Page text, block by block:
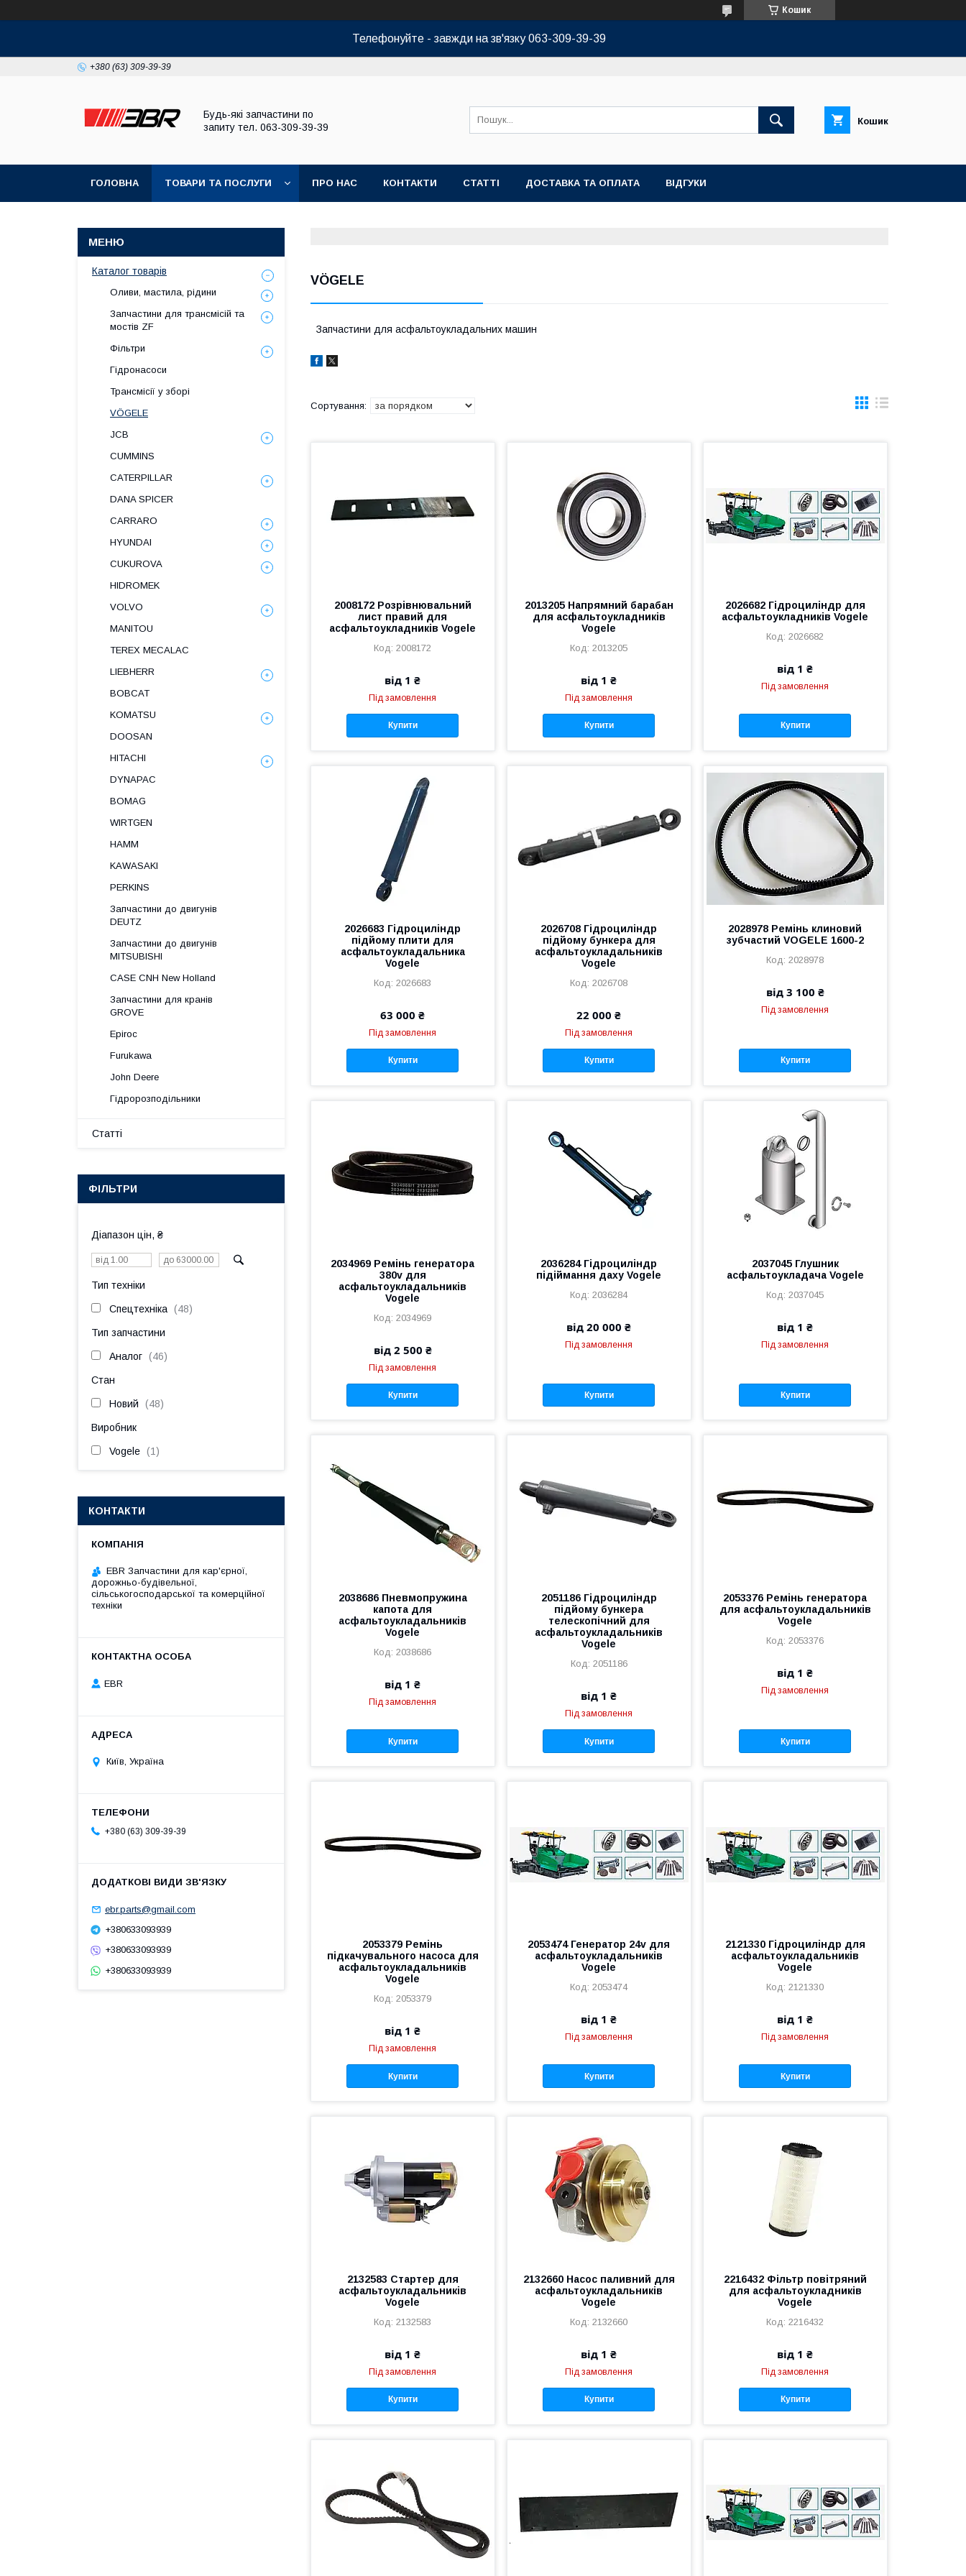
Кошик
Телефонуйте - завжди на зв'язку 063-309-39-39
+380 (63) 309-39-39
Будь-які запчастини по
запиту тел. 063-309-39-39
Кошик
ГОЛОВНА ТОВАРИ ТА ПОСЛУГИ ПРО НАС КОНТАКТИ СТАТТІ ДОСТАВКА ТА ОПЛАТА ВІДГУКИ
VÖGELE
Запчастини для асфальтоукладальних машин
2008172 Розрівнювальний
лист правий для
асфальтоукладників Vogele
2008172
від 1 ₴
Під замовлення
Купити
2013205 Напрямний барабан
для асфальтоукладників
Vogele
2013205
від 1 ₴
Під замовлення
Купити
2026682 Гідроциліндр для
асфальтоукладників Vogele
2026682
від 1 ₴
Під замовлення
Купити
2026683 Гідроциліндр
підйому плити для
асфальтоукладальника
Vogele
2026683
63 000 ₴
Під замовлення
Купити
2026708 Гідроциліндр
підйому бункера для
асфальтоукладальників
Vogele
2026708
22 000 ₴
Під замовлення
Купити
2028978 Ремінь клиновий
зубчастий VOGELE 1600-2
2028978
від 3 100 ₴
Під замовлення
Купити
2034969 Ремінь генератора
380v для
асфальтоукладальників
Vogele
2034969
від 2 500 ₴
Під замовлення
Купити
2036284 Гідроциліндр
підіймання даху Vogele
2036284
від 20 000 ₴
Під замовлення
Купити
2037045 Глушник
асфальтоукладача Vogele
2037045
від 1 ₴
Під замовлення
Купити
2038686 Пневмопружина
капота для
асфальтоукладальників
Vogele
2038686
від 1 ₴
Під замовлення
Купити
2051186 Гідроциліндр
підйому бункера
телескопічний для
асфальтоукладальників
Vogele
2051186
від 1 ₴
Під замовлення
Купити
2053376 Ремінь генератора
для асфальтоукладальників
Vogele
2053376
від 1 ₴
Під замовлення
Купити
2053379 Ремінь
підкачувального насоса для
асфальтоукладальників
Vogele
2053379
від 1 ₴
Під замовлення
Купити
2053474 Генератор 24v для
асфальтоукладальників
Vogele
2053474
від 1 ₴
Під замовлення
Купити
2121330 Гідроциліндр для
асфальтоукладальників
Vogele
2121330
від 1 ₴
Під замовлення
Купити
2132583 Стартер для
асфальтоукладальників
Vogele
2132583
від 1 ₴
Під замовлення
Купити
2132660 Насос паливний для
асфальтоукладальників
Vogele
2132660
від 1 ₴
Під замовлення
Купити
2216432 Фільтр повітряний
для асфальтоукладників
Vogele
2216432
від 1 ₴
Під замовлення
Купити
Каталог товарів
Оливи, мастила, рідини
Запчастини для трансмісій та
мостів ZF
Фільтри
Гідронасоси
Трансмісії у зборі
VÖGELE
JCB
CUMMINS
CATERPILLAR
DANA SPICER
СARRARO
HYUNDAI
CUKUROVA
HIDROMEK
VOLVO
MANITOU
TEREX MECALAC
LIEBHERR
BOBCAT
KOMATSU
DOOSAN
HITACHI
DYNAPAC
BOMAG
WIRTGEN
HAMM
KAWASAKI
PERKINS
Запчастини до двигунів
DEUTZ
Запчастини до двигунів
MITSUBISHI
CASE CNH New Holland
Запчастини для кранів
GROVE
Epiroc
Furukawa
John Deere
Гідророзподільники
Статті
ФІЛЬТРИ
Діапазон цін, ₴
Тип техніки
Спецтехніка 48
Тип запчастини
Аналог 46
Стан
Новий 48
Виробник
Vogele 1
КОНТАКТИ
EBR Запчастини для кар'єрної,
дорожньо-будівельної,
сільськогосподарської та комерційної
техніки
EBR
Київ, Україна
+380 (63) 309-39-39
ebr.parts@gmail.com
+380633093939
+380633093939
+380633093939